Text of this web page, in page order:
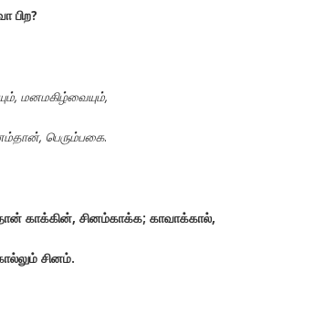
பிற?
, மனமகிழ்வையும்,
, பெரும்பகை.
காக்கின், சினம்காக்க; காவாக்கால்,
சினம்.